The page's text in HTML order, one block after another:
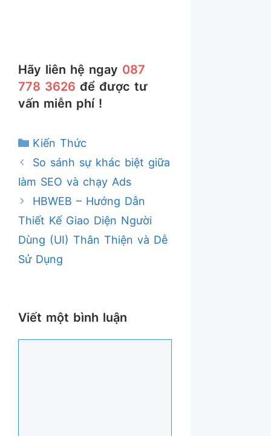
Hãy liên hệ ngay 087
778 3626 để được tư
vấn miễn phí !
Danh
mục
Kiến Thức
So sánh sự khác biệt giữa
làm SEO và chạy Ads
HBWEB – Hướng Dẫn
Thiết Kế Giao Diện Người
Dùng (UI) Thân Thiện và Dễ
Sử Dụng
Viết một bình luận